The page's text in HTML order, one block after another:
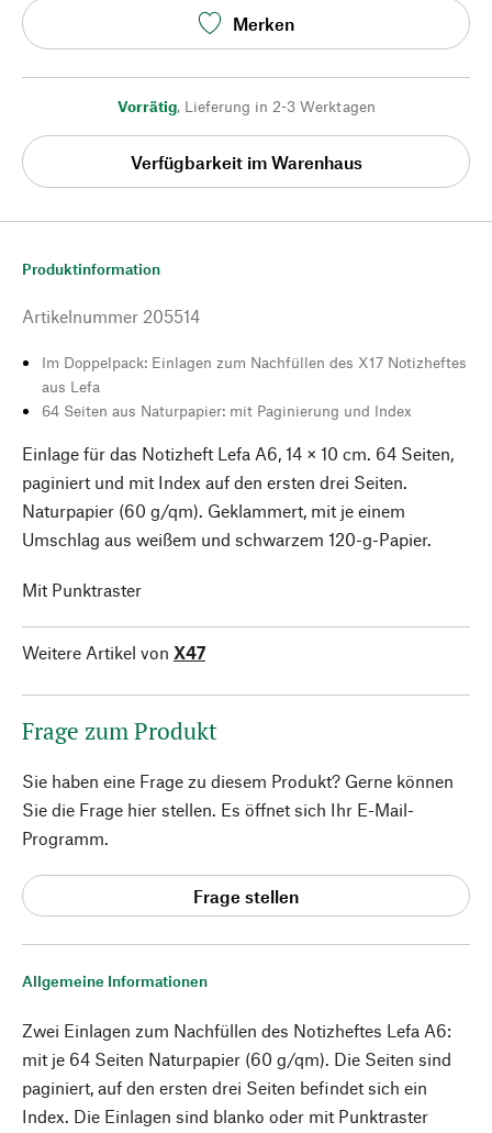
Merken
Vorrätig, Lieferung in 2-3 Werktagen
Verfügbarkeit im Warenhaus
Allgemeine Informationen
Zwei Einlagen zum Nachfüllen des Notizheftes Lefa A6:
mit je 64 Seiten Naturpapier (60 g/qm). Die Seiten sind
paginiert, auf den ersten drei Seiten befindet sich ein
Index. Die Einlagen sind blanko oder mit Punktraster
Produktinformation
Artikelnummer 205514
Im Doppelpack: Einlagen zum Nachfüllen des X17 Notizheftes
aus Lefa
64 Seiten aus Naturpapier: mit Paginierung und Index
Einlage für das Notizheft Lefa A6, 14 × 10 cm. 64 Seiten,
paginiert und mit Index auf den ersten drei Seiten.
Naturpapier (60 g/qm). Geklammert, mit je einem
Umschlag aus weißem und schwarzem 120-g-Papier.
Mit Punktraster
Weitere Artikel von X47
Frage zum Produkt
Sie haben eine Frage zu diesem Produkt? Gerne können
Sie die Frage hier stellen. Es öffnet sich Ihr E-Mail-
Programm.
Frage stellen